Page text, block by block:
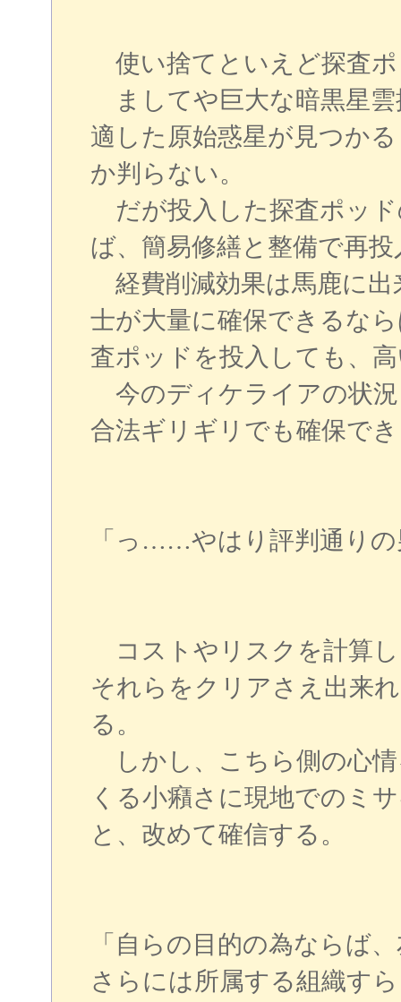
使い捨てといえど探査
ましてや巨大な暗黒星雲
適した原始惑星が見つか
か判らない。
だが投入した探査ポッ
ば、簡易修繕と整備で再
経費削減効果は馬鹿に出
士が大量に確保できるな
査ポッドを投入しても、
今のディケライアの状
合法ギリギリでも確保で
「っ……やはり評判通り
コストやリスクを計算
それらをクリアさえ出来
る。
しかし、こちら側の心
くる小癪さに現地でのミ
と、改めて確信する。
「自らの目的の為ならば
さらには所属する組織す